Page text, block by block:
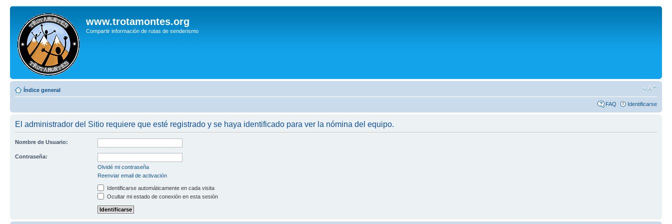
www.trotamontes.org
Compartir información de rutas de senderismo
Índice general
FAQ Identificarse
El administrador del Sitio requiere que esté registrado y se haya identificado para ver la nómina del equipo.
Nombre de Usuario:
Contraseña:
Olvidé mi contraseña
Reenviar email de activación
Identificarse automáticamente en cada visita
Ocultar mi estado de conexión en esta sesión